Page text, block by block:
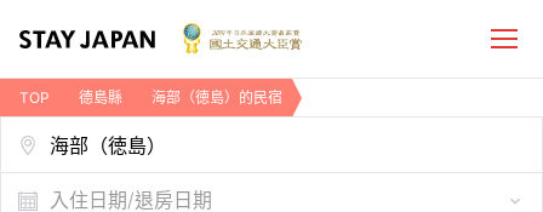
TOP 德島縣 海部（徳島）的民宿
入住日期/退房日期